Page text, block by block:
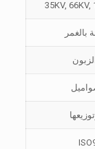
بالغمر